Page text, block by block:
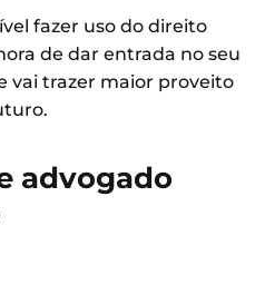
fazer uso do direito
de dar entrada no seu
vai trazer maior proveito
advogado